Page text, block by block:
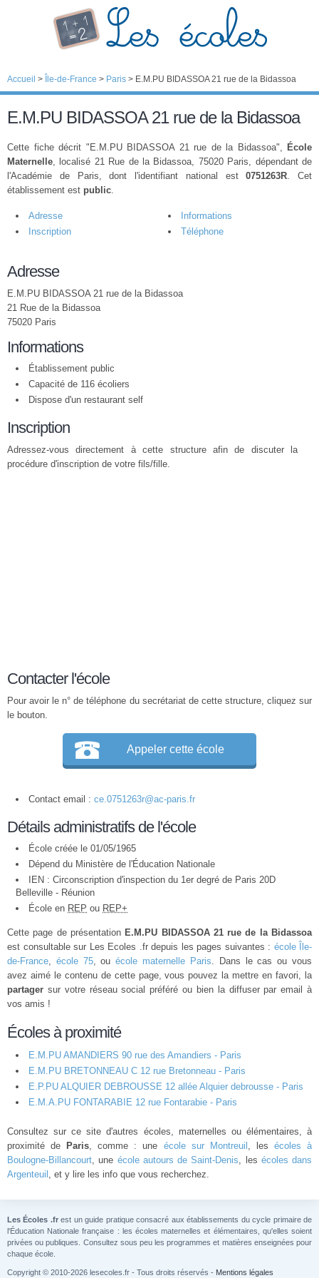
Accueil > Île-de-France > Paris > E.M.PU BIDASSOA 21 rue de la Bidassoa
E.M.PU BIDASSOA 21 rue de la Bidassoa
Cette fiche décrit "E.M.PU BIDASSOA 21 rue de la Bidassoa", École
Maternelle, localisé 21 Rue de la Bidassoa, 75020 Paris, dépendant de
l'Académie de Paris, dont l'identifiant national est0751263R. Cet
établissement est public.
Adresse
Informations
Inscription
Téléphone
Adresse
E.M.PU BIDASSOA 21 rue de la Bidassoa
21 Rue de la Bidassoa
75020 Paris
Informations
Établissement public
Capacité de 116 écoliers
Dispose d'un restaurant self
Inscription
Adressez-vous directement à cette structure afin de discuter la
procédure d'inscription de votre fils/fille.
Contacter l'école
Pour avoir le n° de téléphone du secrétariat de cette structure, cliquez sur
le bouton.
Appeler cette école
Contact email : ce.0751263r@ac-paris.fr
Détails administratifs de l'école
École créée le 01/05/1965
Dépend du Ministère de l'Éducation Nationale
IEN : Circonscription d'inspection du 1er degré de Paris 20D
Belleville - Réunion
École en REP ou REP+
Cette page de présentation E.M.PU BIDASSOA 21 rue de la Bidassoa
est consultable sur Les Ecoles .fr depuis les pages suivantes : école Île-
de-France, école 75, ouécole maternelle Paris. Dans le cas ou vous
avez aimé le contenu de cette page, vous pouvez la mettre en favori, la
partager sur votre réseau social préféré ou bien la diffuser par email à
vos amis !
Écoles à proximité
E.M.PU AMANDIERS 90 rue des Amandiers - Paris
E.M.PU BRETONNEAU C 12 rue Bretonneau - Paris
E.P.PU ALQUIER DEBROUSSE 12 allée Alquier debrousse - Paris
E.M.A.PU FONTARABIE 12 rue Fontarabie - Paris
Consultez sur ce site d'autres écoles, maternelles ou élémentaires, à
proximité de
Paris, comme : une école sur Montreuil , les écoles à
Boulogne-Billancourt, une école autours de Saint-Denis, les écoles dans
Argenteuil , et y lire les info que vous recherchez.
Les Écoles .frest un guide pratique consacré aux établissements du cycle primaire de
l'Éducation Nationale française : les écoles maternelles et élémentaires, qu'elles soient
privées ou publiques. Consultez sous peu les programmes et matières enseignées pour
chaque école.
Copyright © 2010-2026 lesecoles.fr - Tous droits réservés - Mentions légales